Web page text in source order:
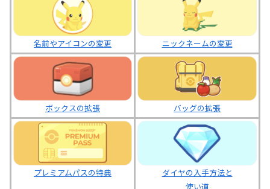
名前やアイコンの変更 ニックネームの変更
ボックスの拡張 バッグの拡張
プレミアムパスの特典
ダイヤの入手方法と
使い道